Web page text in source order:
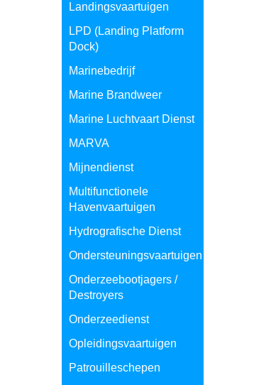
Landingsvaartuigen
LPD (Landing Platform
Dock)
Marinebedrijf
Marine Brandweer
Marine Luchtvaart Dienst
MARVA
Mijnendienst
Multifunctionele
Havenvaartuigen
Hydrografische Dienst
Ondersteuningsvaartuigen
Onderzeebootjagers /
Destroyers
Onderzeedienst
Opleidingsvaartuigen
Patrouilleschepen